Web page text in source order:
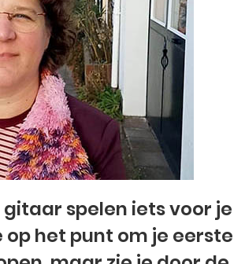
gitaar spelen iets voor je
op het punt om je eerste